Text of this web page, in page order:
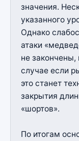
значения.
указанного
Однако
атаки
не
случае если
это станет
закрытия
«шортов».
По итогам